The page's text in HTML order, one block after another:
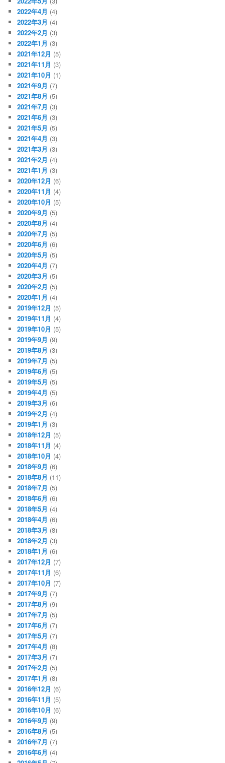
2022年4月 (4)
2022年3月 (4)
2022年2月 (3)
2022年1月 (3)
2021年12月 (5)
2021年11月 (3)
2021年10月 (1)
2021年9月 (7)
2021年8月 (5)
2021年7月 (3)
2021年6月 (3)
2021年5月 (5)
2021年4月 (3)
2021年3月 (3)
2021年2月 (4)
2021年1月 (3)
2020年12月 (6)
2020年11月 (4)
2020年10月 (5)
2020年9月 (5)
2020年8月 (4)
2020年7月 (5)
2020年6月 (6)
2020年5月 (5)
2020年4月 (7)
2020年3月 (5)
2020年2月 (5)
2020年1月 (4)
2019年12月 (5)
2019年11月 (4)
2019年10月 (5)
2019年9月 (9)
2019年8月 (3)
2019年7月 (5)
2019年6月 (5)
2019年5月 (5)
2019年4月 (5)
2019年3月 (6)
2019年2月 (4)
2019年1月 (3)
2018年12月 (5)
2018年11月 (4)
2018年10月 (4)
2018年9月 (6)
2018年8月 (11)
2018年7月 (5)
2018年6月 (6)
2018年5月 (4)
2018年4月 (6)
2018年3月 (8)
2018年2月 (3)
2018年1月 (6)
2017年12月 (7)
2017年11月 (6)
2017年10月 (7)
2017年9月 (7)
2017年8月 (9)
2017年7月 (5)
2017年6月 (7)
2017年5月 (7)
2017年4月 (8)
2017年3月 (7)
2017年2月 (5)
2017年1月 (8)
2016年12月 (6)
2016年11月 (5)
2016年10月 (6)
2016年9月 (9)
2016年8月 (5)
2016年7月 (7)
2016年6月 (4)